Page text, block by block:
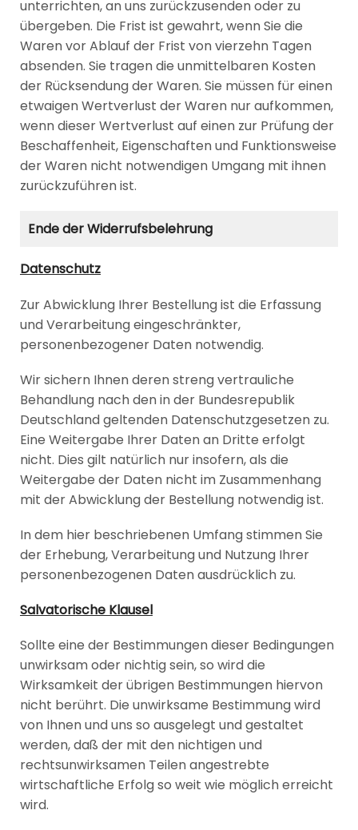
unterrichten, an uns zurückzusenden oder zu
übergeben. Die Frist ist gewahrt, wenn Sie die
Waren vor Ablauf der Frist von vierzehn Tagen
absenden. Sie tragen die unmittelbaren Kosten
der Rücksendung der Waren. Sie müssen für einen
etwaigen Wertverlust der Waren nur aufkommen,
wenn dieser Wertverlust auf einen zur Prüfung der
Beschaffenheit, Eigenschaften und Funktionsweise
der Waren nicht notwendigen Umgang mit ihnen
zurückzuführen ist.
Ende der Widerrufsbelehrung
Datenschutz
Zur Abwicklung Ihrer Bestellung ist die Erfassung
und Verarbeitung eingeschränkter,
personenbezogener Daten notwendig.
Wir sichern Ihnen deren streng vertrauliche
Behandlung nach den in der Bundesrepublik
Deutschland geltenden Datenschutzgesetzen zu.
Eine Weitergabe Ihrer Daten an Dritte erfolgt
nicht. Dies gilt natürlich nur insofern, als die
Weitergabe der Daten nicht im Zusammenhang
mit der Abwicklung der Bestellung notwendig ist.
In dem hier beschriebenen Umfang stimmen Sie
der Erhebung, Verarbeitung und Nutzung Ihrer
personenbezogenen Daten ausdrücklich zu.
Salvatorische Klausel
Sollte eine der Bestimmungen dieser Bedingungen
unwirksam oder nichtig sein, so wird die
Wirksamkeit der übrigen Bestimmungen hiervon
nicht berührt. Die unwirksame Bestimmung wird
von Ihnen und uns so ausgelegt und gestaltet
werden, daß der mit den nichtigen und
rechtsunwirksamen Teilen angestrebte
wirtschaftliche Erfolg so weit wie möglich erreicht
wird.